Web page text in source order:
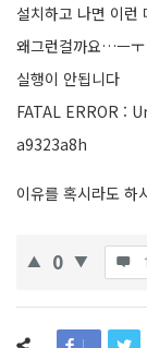
설치하고 나면 이런
왜그런걸까요…ㅡㅜ
실행이 안됩니다
FATAL ERROR :
a9323a8h
이유를 혹시라도 하
0